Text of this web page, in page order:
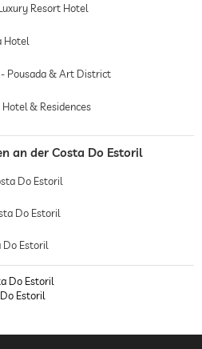
Resort Hotel
Hotel
- Pousada & Art District
& Residences
an der Costa Do Estoril
Do Estoril
Do Estoril
Do Estoril
Do Estoril
Estoril